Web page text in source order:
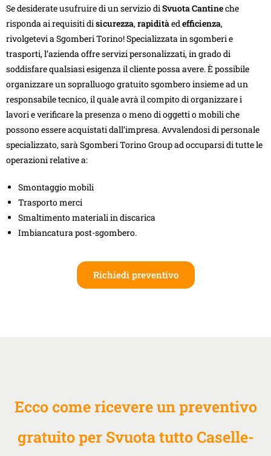
Se desiderate usufruire di un servizio diSvuota Cantineche
risponda ai requisiti disicurezza,rapiditàedefficienza,
rivolgetevi a Sgomberi Torino! Specializzata in sgomberi e
trasporti, l’azienda offre servizi personalizzati, in grado di
soddisfare qualsiasi esigenza il cliente possa avere. È possibile
organizzare un sopralluogo gratuito sgombero insieme ad un
responsabile tecnico, il quale avrà il compito di organizzare i
lavori e verificare la presenza o meno di oggetti o mobili che
possono essere acquistati dall’impresa. Avvalendosi di personale
specializzato, sarà Sgomberi Torino Group ad occuparsi di tutte le
operazioni relative a:
Smontaggio mobili
Trasporto merci
Smaltimento materiali in discarica
Imbiancatura post-sgombero.
Richiedi preventivo
Ecco come ricevere un preventivo
gratuito per Svuota tutto Caselle-